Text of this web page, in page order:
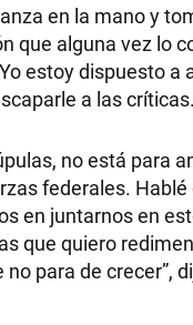
en la mano y
que alguna vez lo
estoy dispuesto a
a las críticas.
no está para
federales. Hablé
en juntarnos en
que quiero
para de crecer”,